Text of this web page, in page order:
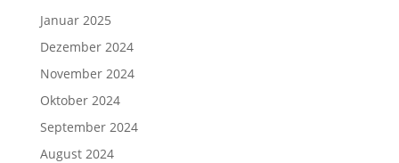
Januar 2025
Dezember 2024
November 2024
Oktober 2024
September 2024
August 2024